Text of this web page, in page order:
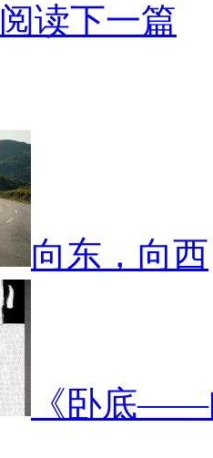
阅读下一篇
向东，向西
《卧底